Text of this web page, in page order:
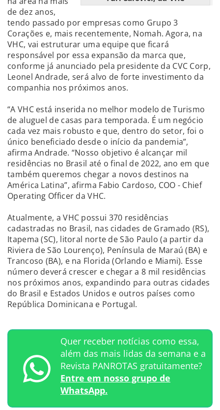
de dez anos,
tendo passado por empresas como Grupo 3
Corações e, mais recentemente, Nomah. Agora, na
VHC, vai estruturar uma equipe que ficará
responsável por essa expansão da marca que,
conforme já anunciado pela presidente da CVC Corp,
Leonel Andrade, será alvo de forte investimento da
companhia nos próximos anos.
“A VHC está inserida no melhor modelo de Turismo
de aluguel de casas para temporada. É um negócio
cada vez mais robusto e que, dentro do setor, foi o
único beneficiado desde o início da pandemia”,
afirma Andrade. “Nosso objetivo é alcançar mil
residências no Brasil até o final de 2022, ano em que
também queremos chegar a novos destinos na
América Latina”, afirma Fabio Cardoso, COO - Chief
Operating Officer da VHC.
Atualmente, a VHC possui 370 residências
cadastradas no Brasil, nas cidades de Gramado (RS),
Itapema (SC), litoral norte de São Paulo (a partir da
Riviera de São Lourenço), Península de Maraú (BA) e
Trancoso (BA), e na Florida (Orlando e Miami). Esse
número deverá crescer e chegar a 8 mil residências
nos próximos anos, expandindo para outras cidades
do Brasil e Estados Unidos e outros países como
República Dominicana e Portugal.
Quer receber notícias como essa,
além das mais lidas da semana e a
Revista PANROTAS gratuitamente?
Entre em nosso grupo de
WhatsApp.